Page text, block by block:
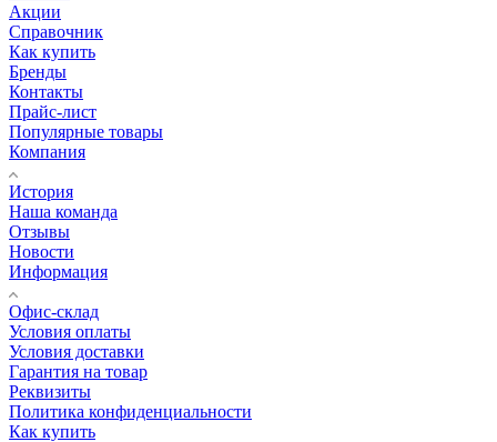
Акции
Справочник
Как купить
Бренды
Контакты
Прайс-лист
Популярные товары
Компания
История
Наша команда
Отзывы
Новости
Информация
Офис-склад
Условия оплаты
Условия доставки
Гарантия на товар
Реквизиты
Политика конфиденциальности
Как купить